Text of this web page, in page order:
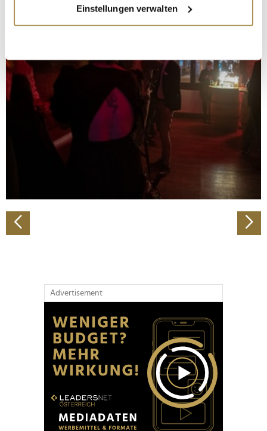
Informationen über Ihre geografische Lage
erfassen, welche bis auf einige Meter genau sein
bestimmten Merkmalen (Fingerprinting) identifizieren
Erfahren Sie mehr darüber, wie Ihre persönlichen Daten
verarbeitet werden, und legen Sie Ihre Präferenzen im
Abschnitt Einzelheiten
Wir verwenden Cookies, um Inhalte und Anzeigen zu
personalisieren, Funktionen für soziale Medien anbieten
zu können und die Zugriffe auf unsere Website zu
analysieren. Außerdem geben wir Informationen zu Ihrer
Verwendung unserer Website an unsere Partner für
soziale Medien, Werbung und Analysen weiter. Unsere
Partner führen diese Informationen möglicherweise mit
Einstellungen verwalten
Advertisement